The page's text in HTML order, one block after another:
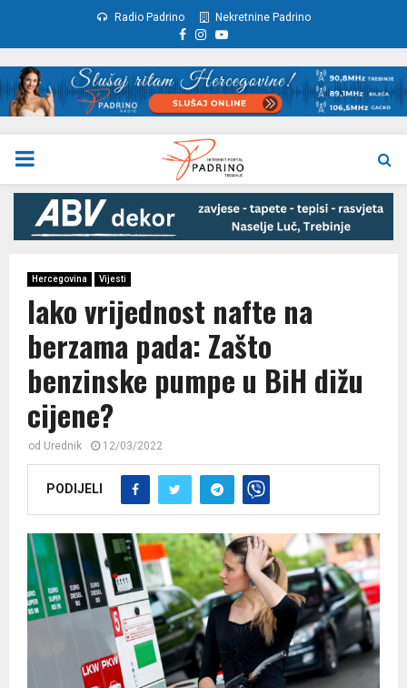
Radio Padrino Nekretnine Padrino
Facebook
Instagram
Youtube
PRIMARY
MENU
Hercegovina Vijesti
Iako vrijednost nafte na
berzama pada: Zašto
benzinske pumpe u BiH dižu
cijene?
od Urednik 12/03/2022
PODIJELI